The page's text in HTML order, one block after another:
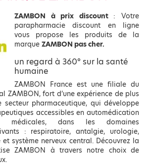
ZAMBON à prix discount : Votre
parapharmacie discount en ligne
vous propose les produits de la
marque ZAMBON pas cher.
un regard à 360° sur la santé
humaine
ZAMBON France est une filiale du
ZAMBON, fort d’une expérience de plus
secteur pharmaceutique, qui développe
accessibles en automédication
médicales, dans les domaines
: respiratoire, antalgie, urologie,
système nerveux central. Découvrez la
ZAMBON à travers notre choix de